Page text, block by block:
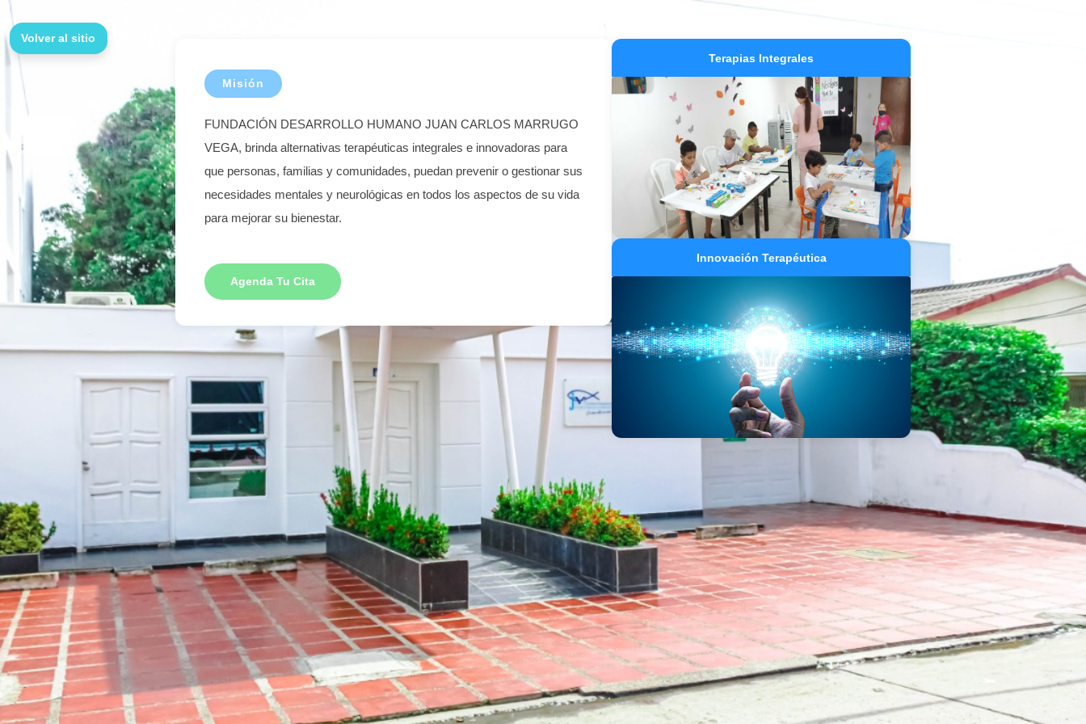
Volver al sitio
Misión
FUNDACIÓN DESARROLLO HUMANO JUAN CARLOS MARRUGO
VEGA, brinda alternativas terapéuticas integrales e innovadoras para
que personas, familias y comunidades, puedan prevenir o gestionar sus
necesidades mentales y neurológicas en todos los aspectos de su vida
para mejorar su bienestar.
Agenda Tu Cita
Terapias Integrales
Innovación Terapéutica